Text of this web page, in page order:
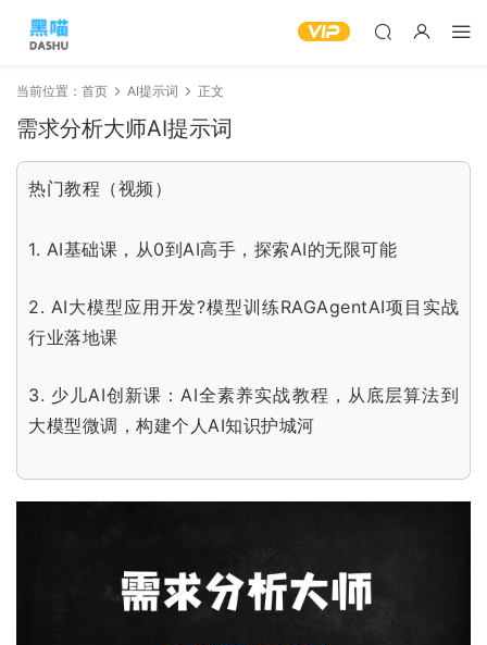
当前位置： 首页 AI提示词 正文
需求分析大师AI提示词
热门教程（视频）
1. AI基础课，从0到AI高手，探索AI的无限可能
2. AI大模型应用开发?模型训练RAGAgentAI项目实战
行业落地课
3. 少儿AI创新课：AI全素养实战教程，从底层算法到
大模型微调，构建个人AI知识护城河